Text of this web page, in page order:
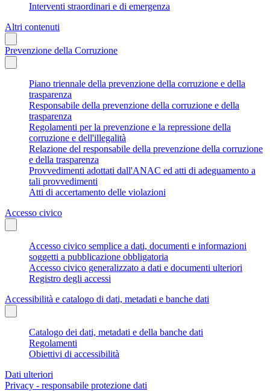
Interventi straordinari e di emergenza
Altri contenuti
Prevenzione della Corruzione
Piano triennale della prevenzione della corruzione e della
trasparenza
Responsabile della prevenzione della corruzione e della
trasparenza
Regolamenti per la prevenzione e la repressione della
corruzione e dell'illegalità
Relazione del responsabile della prevenzione della corruzione
e della trasparenza
Provvedimenti adottati dall'ANAC ed atti di adeguamento a
tali provvedimenti
Atti di accertamento delle violazioni
Accesso civico
Accesso civico semplice a dati, documenti e informazioni
soggetti a pubblicazione obbligatoria
Accesso civico generalizzato a dati e documenti ulteriori
Registro degli accessi
Accessibilità e catalogo di dati, metadati e banche dati
Catalogo dei dati, metadati e della banche dati
Regolamenti
Obiettivi di accessibilità
Dati ulteriori
Privacy - responsabile protezione dati